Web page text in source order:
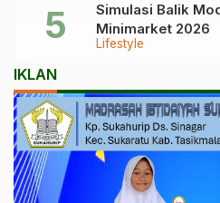
Lifestyle
Simulasi Balik
Minimarket 2026
IKLAN